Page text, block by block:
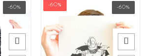
-60% -60%
-60%